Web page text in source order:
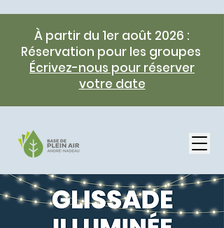
À partir du 1er août 2026 :
Réservation pour les groupes
Écrivez-nous pour réserver
votre date